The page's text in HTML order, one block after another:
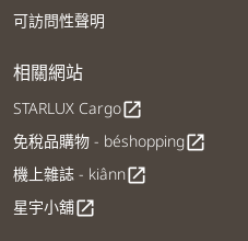
可訪問性聲明
相關網站
STARLUX Cargoopen_in_new
免稅品購物 - béshoppingopen_in_new
機上雜誌 - kiânnopen_in_new
星宇小舖open_in_new